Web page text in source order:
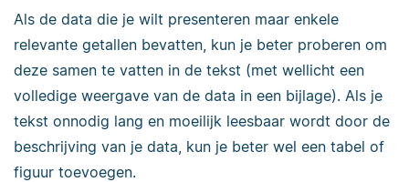
Als de data die je wilt presenteren maar enkele
relevante getallen bevatten, kun je beter proberen om
deze samen te vatten in de tekst (met wellicht een
volledige weergave van de data in een bijlage). Als je
tekst onnodig lang en moeilijk leesbaar wordt door de
beschrijving van je data, kun je beter wel een tabel of
figuur toevoegen.